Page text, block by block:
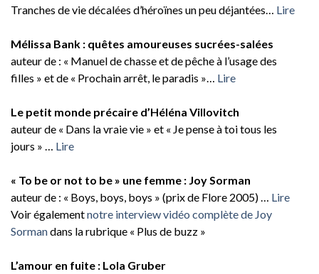
Tranches de vie décalées d’héroïnes un peu déjantées… Lire
Mélissa Bank : quêtes amoureuses sucrées-salées
auteur de : « Manuel de chasse et de pêche à l’usage des
filles » et de « Prochain arrêt, le paradis »… Lire
Le petit monde précaire d’Héléna Villovitch
auteur de « Dans la vraie vie » et « Je pense à toi tous les
jours » … Lire
« To be or not to be » une femme : Joy Sorman
auteur de : « Boys, boys, boys » (prix de Flore 2005) … Lire
Voir égalementnotre interview vidéo complète de Joy
Sormandans la rubrique « Plus de buzz »
L’amour en fuite : Lola Gruber